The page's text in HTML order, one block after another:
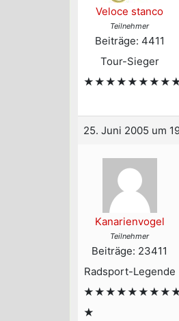
Veloce stanco
Teilnehmer
Beiträge: 4411
Tour-Sieger
25. Juni 2005 um
Kanarienvogel
Teilnehmer
Beiträge: 23411
Radsport-Legende
★